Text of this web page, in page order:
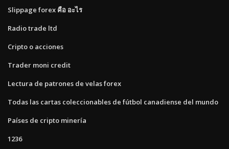
Slippage forex คือ อะไร
Radio trade ltd
Cripto o acciones
Trader moni credit
Lectura de patrones de velas forex
Todas las cartas coleccionables de fútbol canadiense del mundo
Países de cripto minería
1236